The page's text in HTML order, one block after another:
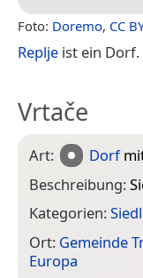
Foto: Doremo, CC
Replje ist ein Dorf.
Vrtače
Art: Dorf
Beschreibung:
Kategorien:
Ort: Gemeinde
Europa